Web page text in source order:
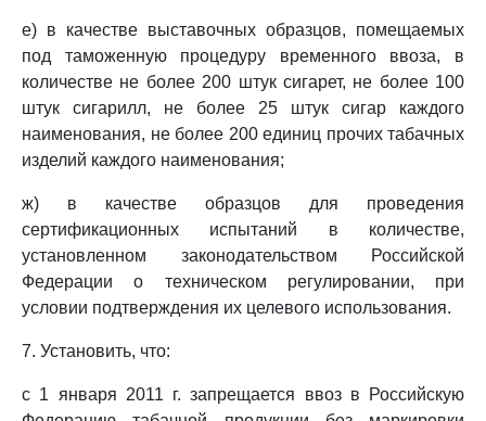
е) в качестве выставочных образцов, помещаемых
под таможенную процедуру временного ввоза, в
количестве не более 200 штук сигарет, не более 100
штук сигарилл, не более 25 штук сигар каждого
наименования, не более 200 единиц прочих табачных
изделий каждого наименования;
ж) в качестве образцов для проведения
сертификационных испытаний в количестве,
установленном законодательством Российской
Федерации о техническом регулировании, при
условии подтверждения их целевого использования.
7. Установить, что:
с 1 января 2011 г. запрещается ввоз в Российскую